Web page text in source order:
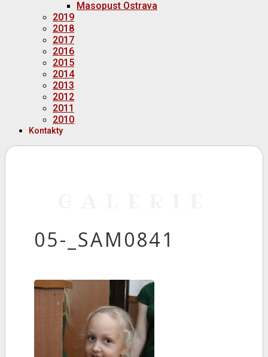
Masopust Ostrava
2019
2018
2017
2016
2015
2014
2013
2012
2011
2010
Kontakty
05-_SAM0841